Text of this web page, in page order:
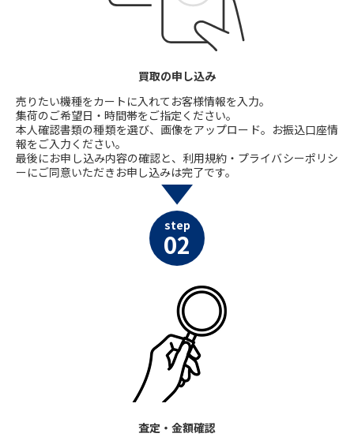
買取の申し込み
売りたい機種をカートに入れてお客様情報を入力。
集荷のご希望日・時間帯をご指定ください。
本人確認書類の種類を選び、画像をアップロード。お振込口座情
報をご入力ください。
最後にお申し込み内容の確認と、利用規約・プライバシーポリシ
ーにご同意いただきお申し込みは完了です。
step
02
査定・金額確認